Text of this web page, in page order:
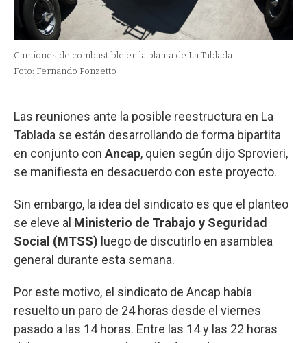
Camiones de combustible en la planta de La Tablada
Foto: Fernando Ponzetto
Las reuniones ante la posible reestructura en La
Tablada se están desarrollando de forma bipartita
en conjunto con Ancap, quien según dijo Sprovieri,
se manifiesta en desacuerdo con este proyecto.
Sin embargo, la idea del sindicato es que el planteo
se eleve al Ministerio de Trabajo y Seguridad
Social (MTSS) luego de discutirlo en asamblea
general durante esta semana.
Por este motivo, el sindicato de Ancap había
resuelto un paro de 24 horas desde el viernes
pasado a las 14 horas. Entre las 14 y las 22 horas